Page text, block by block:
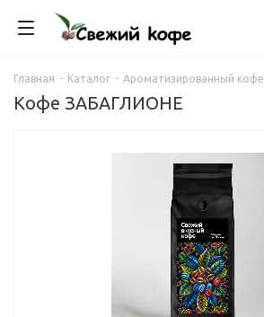
Главная - Каталог - Ароматизированный кофе
Кофе ЗАБАГЛИОНЕ